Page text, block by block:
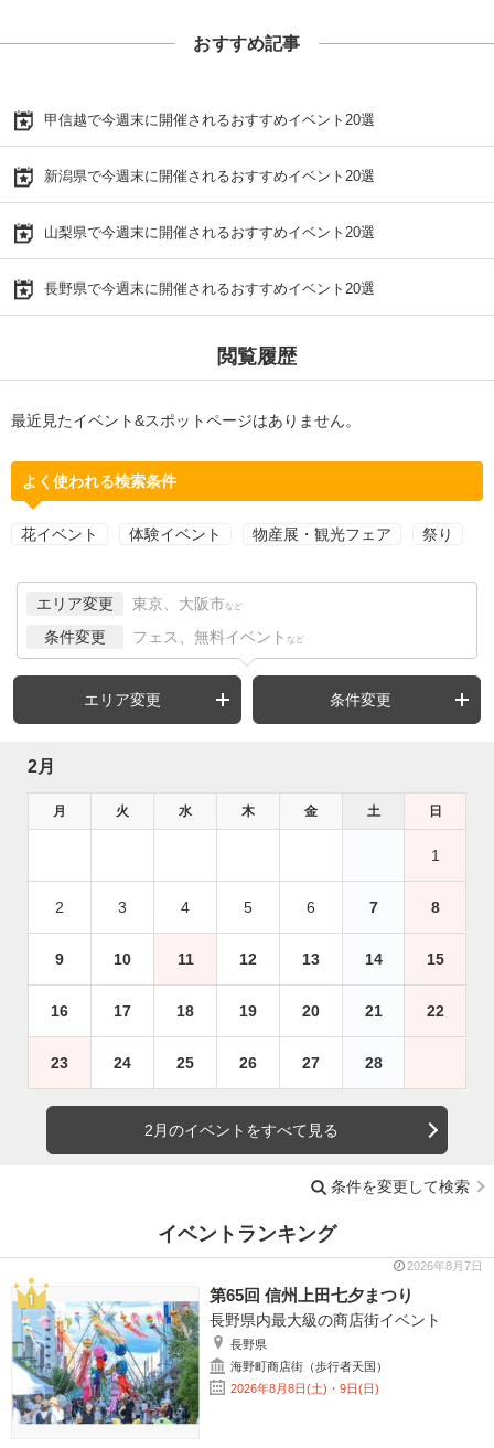
おすすめ記事
甲信越で今週末に開催されるおすすめイベント20選
新潟県で今週末に開催されるおすすめイベント20選
山梨県で今週末に開催されるおすすめイベント20選
長野県で今週末に開催されるおすすめイベント20選
閲覧履歴
最近見たイベント&スポットページはありません。
よく使われる検索条件
花イベント 体験イベント 物産展・観光フェア 祭り
エリア変更 東京、大阪市 など
条件変更 フェス、無料イベント など
エリア変更 条件変更
2月
月 火 水 木 金 土 日
1
2 3 4 5 6 7 8
9 10 11 12 13 14 15
16 17 18 19 20 21 22
23 24 25 26 27 28
2月のイベントをすべて見る
条件を変更して検索
イベントランキング
2026年8月7日
第65回 信州上田七夕まつり
長野県内最大級の商店街イベント
長野県
海野町商店街（歩行者天国）
2026年8月8日(土)・9日(日)